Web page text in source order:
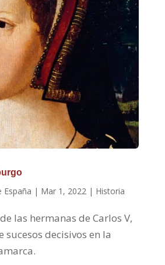
España | Mar 1, 2022| Historia
las hermanas de Carlos V,
decisivos en la